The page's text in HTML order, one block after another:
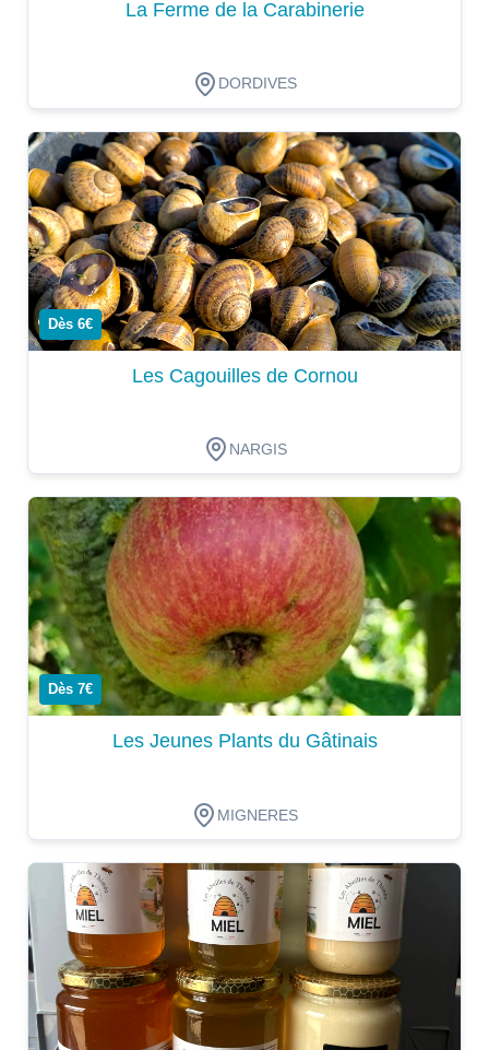
La Ferme de la Carabinerie
DORDIVES
Dégustation
Dès 6€
Les Cagouilles de Cornou
NARGIS
Dégustation
Dès 7€
Les Jeunes Plants du Gâtinais
MIGNERES
Dégustation